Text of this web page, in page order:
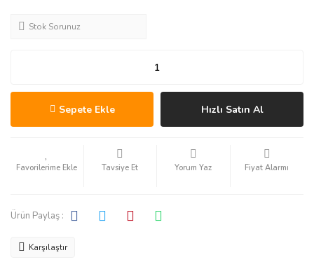
Stok Sorunuz
Sepete Ekle Hızlı Satın Al
Tavsiye Et Yorum Yaz Fiyat Alarmı
Ürün Paylaş :
Karşılaştır